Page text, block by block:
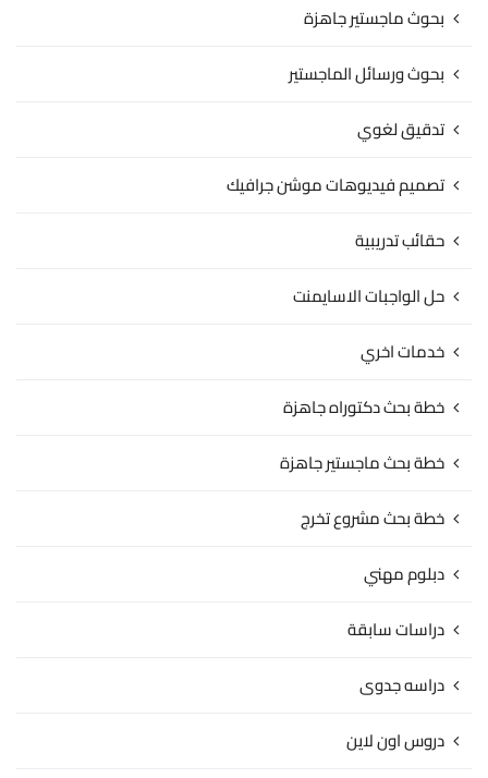
بحوث ماجستير جاهزة
بحوث ورسائل الماجستير
تدقيق لغوي
تصميم فيديوهات موشن جرافيك
حقائب تدريبية
حل الواجبات الاسايمنت
خدمات اخري
خطة بحث دكتوراه جاهزة
خطة بحث ماجستير جاهزة
خطة بحث مشروع تخرج
دبلوم مهني
دراسات سابقة
دراسه جدوى
دروس اون لاين